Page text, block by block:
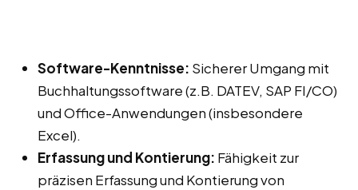
Software-Kenntnisse: Sicherer Umgang mit
Buchhaltungssoftware (z.B. DATEV, SAP FI/CO)
und Office-Anwendungen (insbesondere
Excel).
Erfassung und Kontierung: Fähigkeit zur
präzisen Erfassung und Kontierung von